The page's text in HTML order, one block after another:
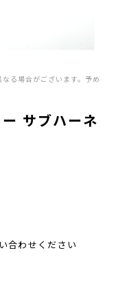
る場合がございます。予め
サブハーネ
合わせください